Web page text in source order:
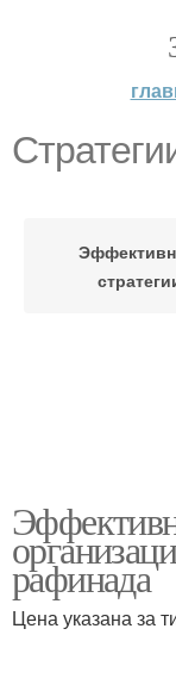
рафинада
Цена указана за